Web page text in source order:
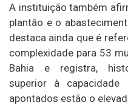
A instituição também
plantão e o
destaca ainda que é
complexidade para 53
Bahia e registra,
superior à
apontados estão o